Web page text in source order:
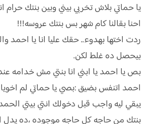
يا حماتي بلاش تخربي بيني وبين بنتك حرام
احنا بقالنا كام شهر بس بنتك عروسه!!!
ردت اختها بهدوء.. حقك عليا انا يا احمد
بيحصل ده غلط لكن.
بص يا احمد يا ابني انا بنتي مش خدامه
احمد اتنفس بضيق :بصي يا حماتي لم
يبقي ليه واجب قبل دخولك انتي بيتي
بنتك من حاجه كل حاجه موجوده ،ده